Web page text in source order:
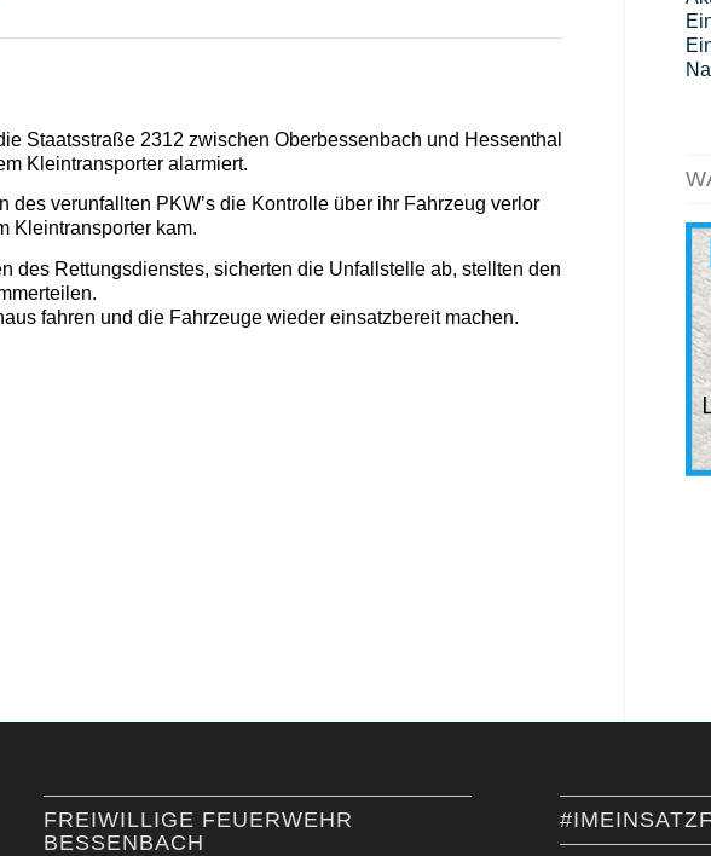
Staatsstraße 2312 zwischen Oberbessenbach und Hessenthal
Kleintransporter alarmiert.
verunfallten PKW’s die Kontrolle über ihr Fahrzeug verlor
Kleintransporter kam.
des Rettungsdienstes, sicherten die Unfallstelle ab, stellten den
fahren und die Fahrzeuge wieder einsatzbereit machen.
FREIWILLIGE FEUERWEHR
BESSENBACH